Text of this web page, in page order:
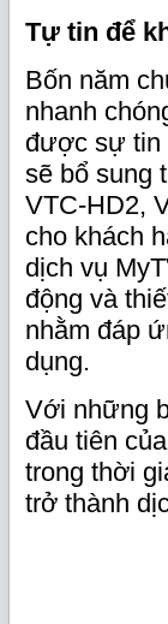
Tự tin để
Bốn năm
nhanh
được sự tin
sẽ bổ sung
VTC-HD2,
cho khách
dịch vụ
động và
nhằm đáp
dụng.
Với những
đầu tiên
trong thời
trở thành